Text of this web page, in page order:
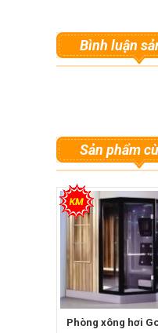
Bình luận
Sản phẩm
Phòng xông hơi